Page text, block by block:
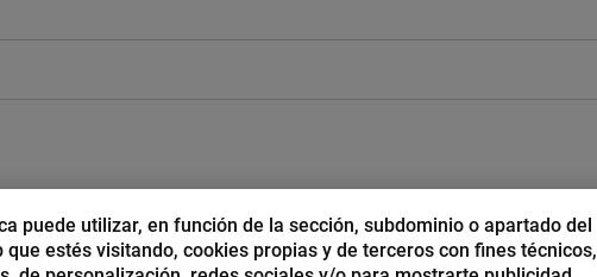
puede utilizar, en función de la sección, subdominio o apartado del
que estés visitando, cookies propias y de terceros con fines técnicos,